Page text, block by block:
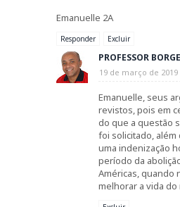
Emanuelle 2A
Responder Excluir
PROFESSOR
19 de março de 2019
Emanuelle, seus
revistos, pois em
do que a questão
foi solicitado,
uma indenização
período da
Américas, quando
melhorar a vida